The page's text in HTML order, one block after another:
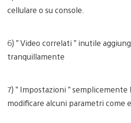
cellulare o su console.
6) ” Video correlati ” inutile
tranquillamente
7) ” Impostazioni ”
modificare alcuni parametri come